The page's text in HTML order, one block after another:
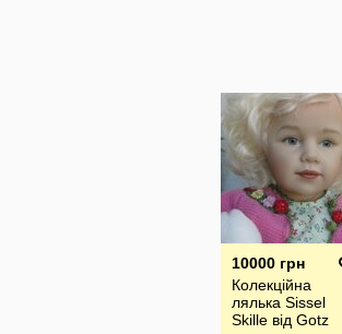
10000 грн
Колекційна
лялька Sissel
Skille від Gotz